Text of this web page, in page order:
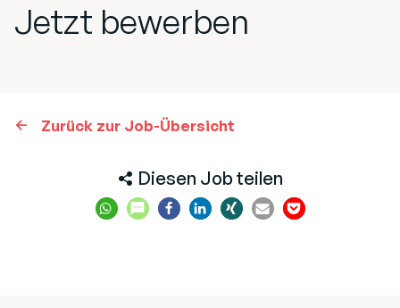
Jetzt bewerben
Zurück zur Job-Übersicht
Diesen Job teilen